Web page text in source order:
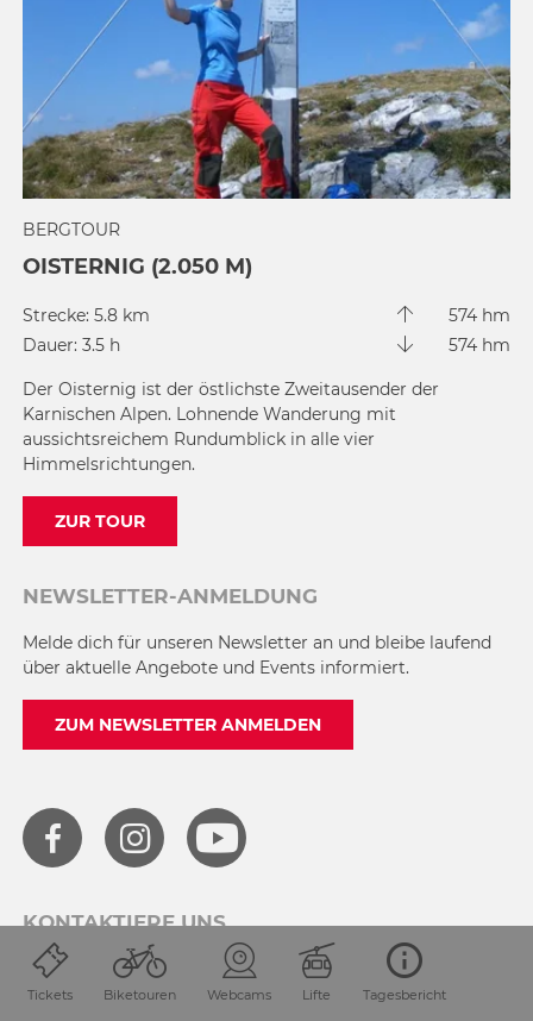
Tickets Biketouren Webcams Lifte Tagesbericht
BERGTOUR
OISTERNIG (2.050 M)
Strecke: 5.8 km
574 hm
Dauer: 3.5 h
574 hm
Der Oisternig ist der östlichste Zweitausender der
Karnischen Alpen. Lohnende Wanderung mit
aussichtsreichem Rundumblick in alle vier
Himmelsrichtungen.
ZUR TOUR
KONTAKTIERE UNS
+43 4285 82 41
NEWSLETTER-ANMELDUNG
Melde dich für unseren Newsletter an und bleibe laufend
über aktuelle Angebote und Events informiert.
ZUM NEWSLETTER ANMELDEN